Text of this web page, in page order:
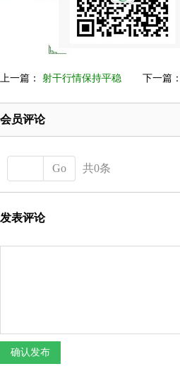
上一篇： 射干行情保持平稳 下一篇：
会员评论
Go 共0条
发表评论